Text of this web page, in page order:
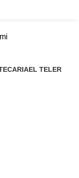
EL TELER